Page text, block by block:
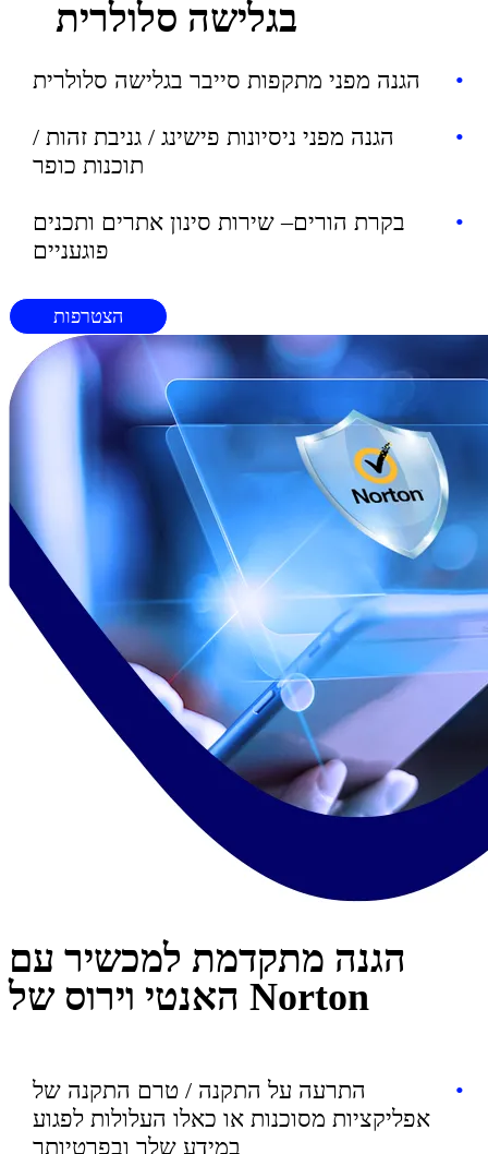
בגלישה סלולרית
• הגנה מפני מתקפות סייבר בגלישה סלולרית
•
הגנה מפני ניסיונות פישינג / גניבת זהות /
תוכנות כופר
•
בקרת הורים– שירות סינון אתרים ותכנים
פוגעניים
הצטרפות
הגנה מתקדמת למכשיר עם
האנטי וירוס של Norton
•
התרעה על התקנה / טרם התקנה של
אפליקציות מסוכנות או כאלו העלולות לפגוע
במידע שלך ובפרטיותך